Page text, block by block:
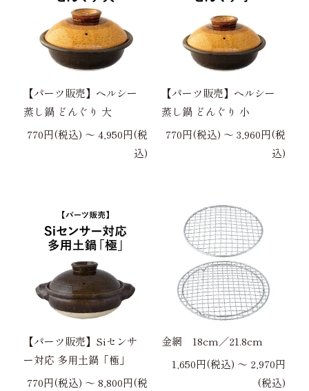
【パーツ販売】ヘルシー
蒸し鍋 どんぐり 大
770円(税込) 〜 4,950円(税
込)
【パーツ販売】ヘルシー
蒸し鍋 どんぐり 小
770円(税込) 〜 3,960円(税
込)
【パーツ販売】Siセンサ
ー対応 多用土鍋「極」
770円(税込) 〜 8,800円(税
金網 18cm／21.8cm
1,650円(税込) 〜 2,970円
(税込)